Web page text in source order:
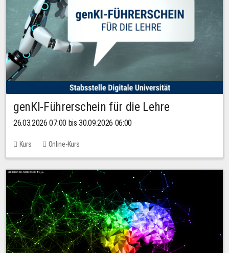
genKI-Führerschein für die Lehre
26.03.2026 07:00 bis 30.09.2026 06:00
Kurs Online-Kurs